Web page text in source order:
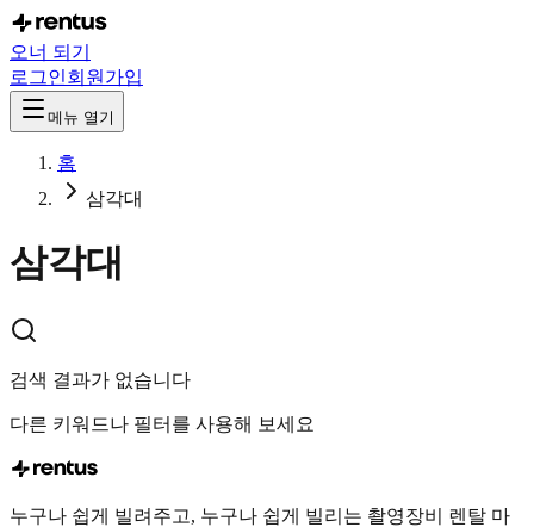
오너 되기
로그인회원가입
메뉴 열기
홈
삼각대
삼각대
검색 결과가 없습니다
다른 키워드나 필터를 사용해 보세요
누구나 쉽게 빌려주고, 누구나 쉽게 빌리는 촬영장비 렌탈 마